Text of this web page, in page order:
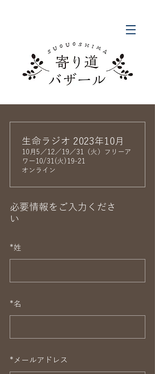
必要情報をご入力くださ
い
*姓
*名
* メールアドレス
生命ラジオ 2023年10月
10月5／12／19／31（火）フリーア
ワー10/31(火)19-21
オンライン